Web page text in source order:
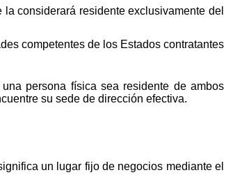
considerará residente exclusivamente del
competentes de los Estados contratantes
persona física sea residente de ambos
su sede de dirección efectiva.
un lugar fijo de negocios mediante el